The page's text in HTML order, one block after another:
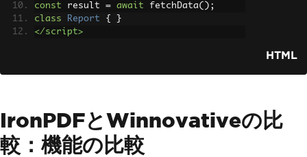
const result = await fetchData();
class
Report {
}
</script>
HTML
IronPDFとWinnovativeの比
較：機能の比較